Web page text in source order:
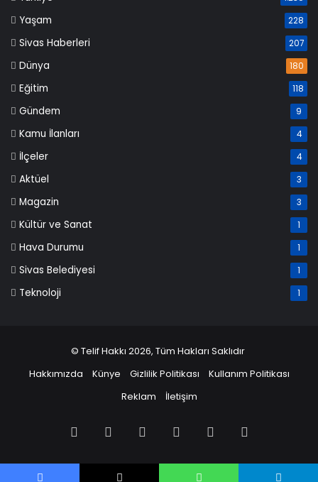
Yaşam 228
Sivas Haberleri 207
Dünya 180
Eğitim 118
Gündem 9
Kamu İlanları 4
İlçeler 4
Aktüel 3
Magazin 3
Kültür ve Sanat 1
Hava Durumu 1
Sivas Belediyesi 1
Teknoloji 1
© Telif Hakkı 2026, Tüm Hakları Saklıdır
Hakkımızda
Künye Gizlilik Politikası
Kullanım Politikası
Reklam
İletişim
Facebook PinterestLinkedInYouTube